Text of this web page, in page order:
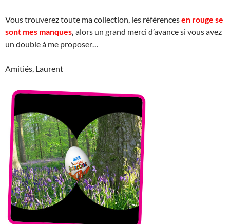
Vous trouverez toute ma collection, les référencesen rouge se
sont mes manques alors un grand merci d’avance si vous avez
un double à me proposer…
Amitiés, Laurent